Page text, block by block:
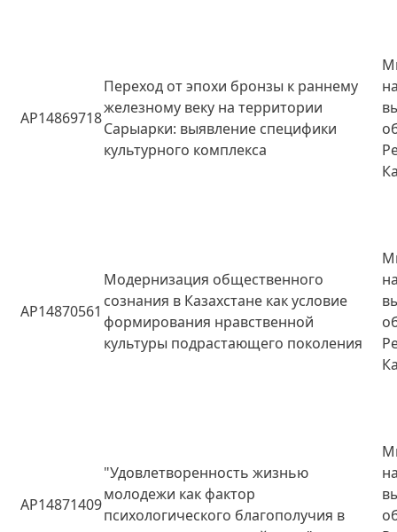
AP14869718
Переход от эпохи бронзы к раннему
железному веку на территории
Сарыарки: выявление специфики
культурного комплекса
AP14870561
Модернизация общественного
сознания в Казахстане как условие
формирования нравственной
культуры подрастающего поколения
AP14871409
"Удовлетворенность жизнью
молодежи как фактор
психологического благополучия в